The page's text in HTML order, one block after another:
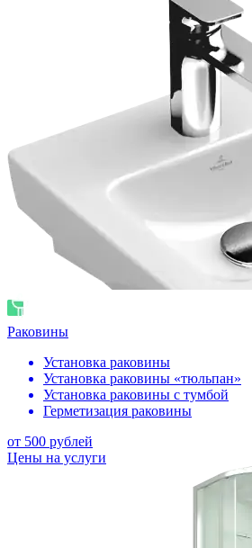
Раковины
Установка раковины
Установка раковины «тюльпан»
Установка раковины с тумбой
Герметизация раковины
от 500 рублей
Цены на услуги